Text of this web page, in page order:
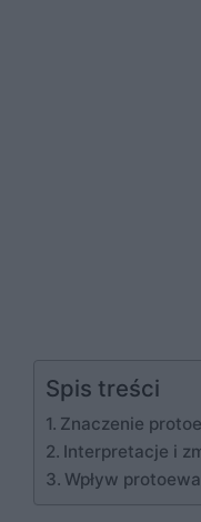
Spis treści
Znaczenie
Interpretacje i
Wpływ